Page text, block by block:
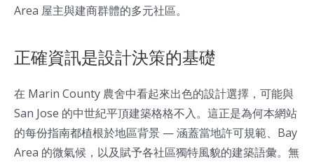
Area 屋主與建商群體的多元社區。
正確資訊是設計決策的基礎
在 Marin County 農舍中看起來出色的設計選擇，可能與
San Jose 的中世紀平頂建築格格不入。這正是為何本網站
的每份指南都植根於地區背景 — 涵蓋當地許可規範、Bay
Area 的微氣候，以及賦予各社區獨特風貌的建築語彙。無